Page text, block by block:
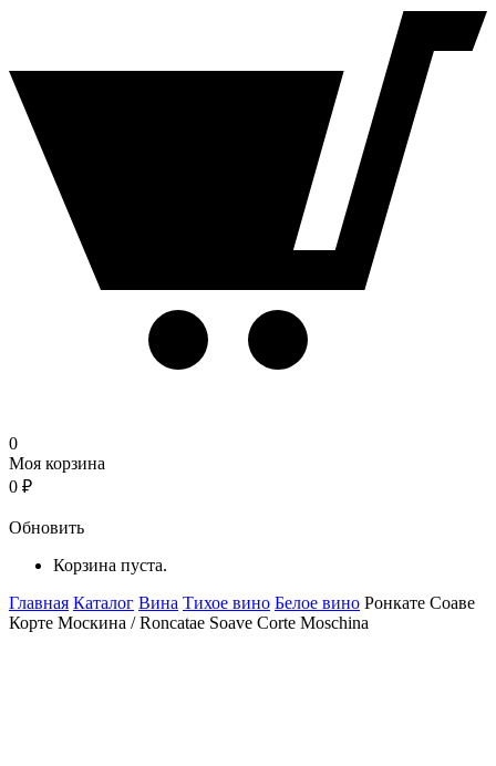
0
Моя корзина
0 ₽
Обновить
Корзина пуста.
Главная Каталог Вина Тихое вино Белое вино Ронкате Соаве
Корте Москина / Roncatae Soave Corte Moschina